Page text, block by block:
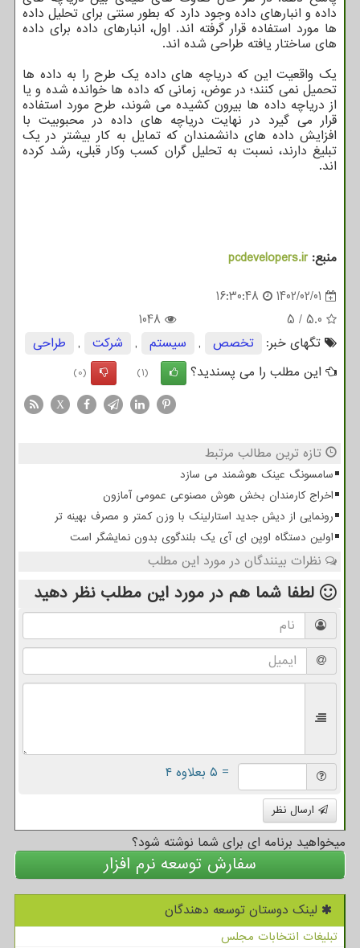
داده و انبارهای داده وجود دارد که بطور سنتی برای تحلیل داده
ها مورد استفاده قرار گرفته اند. اول، انبارهای داده برای داده
های ساختار یافته طراحی شده اند.
یک واقعیت این که دریاچه های داده یک طرح را به داده ها
تحمیل نمی کنند؛ در عوض، زمانی که داده ها خوانده شده و یا
از دریاچه داده ها بیرون کشیده می شوند، طرح مورد استفاده
قرار می گیرد در نهایت دریاچه های داده در محبوبیت با
افزایش داده های دانشمندان که تمایل به کار بیشتر در یک
تبلیغ دارند، نسبت به تحلیل گران کسب وکار قبلی، رشد کرده
اند.
منبع:pcdevelopers.ir
1402/02/01
16:30:48
5.0
/
5
1048
تگهای خبر:
تخصص , سیستم , شركت ,
طراحی
این مطلب را می پسندید؟
(1)
(0)
X
تازه ترین مطالب مرتبط
سامسونگ عینک هوشمند می سازد
اخراج کارمندان بخش هوش مصنوعی عمومی آمازون
رونمایی از دیش جدید استارلینک با وزن کمتر و مصرف بهینه تر
اولین دستگاه اوپن ای آی یک بلندگوی بدون نمایشگر است
نظرات بینندگان در مورد این مطلب
لطفا شما هم در مورد این مطلب نظر دهید
= ۵ بعلاوه ۴
ارسال نظر
میخواهید برنامه ای برای شما نوشته شود؟
سفارش توسعه نرم افزار
لینک دوستان توسعه دهندگان
تبلیغات انتخابات مجلس